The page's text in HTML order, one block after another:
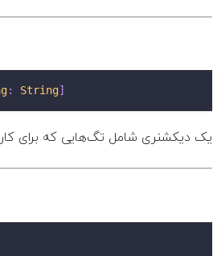
: String]
یک دیکشنری شامل تگ‌هایی که برای